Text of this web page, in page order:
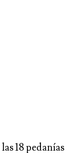
18 pedanías